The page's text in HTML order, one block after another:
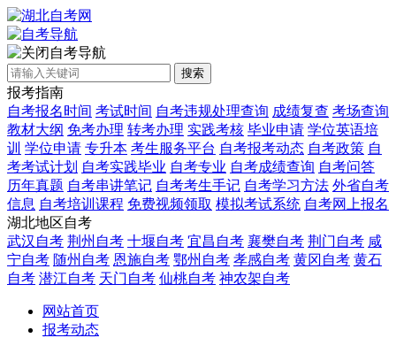
自考导航
搜索
报考指南
自考报名时间 考试时间 自考违规处理查询 成绩复查 考场查询
教材大纲 免考办理 转考办理 实践考核 毕业申请 学位英语培
训 学位申请 专升本 考生服务平台 自考报考动态 自考政策 自
考考试计划 自考实践毕业 自考专业 自考成绩查询 自考问答
历年真题 自考串讲笔记 自考考生手记 自考学习方法 外省自考
信息 自考培训课程 免费视频领取 模拟考试系统 自考网上报名
湖北地区自考
武汉自考 荆州自考 十堰自考 宜昌自考 襄樊自考 荆门自考 咸
宁自考 随州自考 恩施自考 鄂州自考 孝感自考 黄冈自考 黄石
自考 潜江自考 天门自考 仙桃自考 神农架自考
网站首页
报考动态